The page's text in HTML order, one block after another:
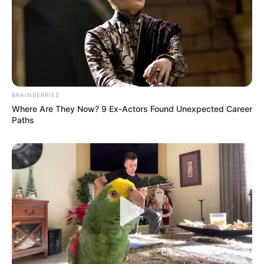
♊ IKREK (május 21. – június 20.)Az Ikrek számára
október 28. a pénzügyi áttörés kapuját jelenti —
mintha az univerzum végre meghallaná minden
kimondott és kimondatlan vágyadat. 🌠 Tamara
Globa szerint ez a nap különösen alkalmas arra,
hogy lezárd a múlt pénzügyi nehézségeit, és új
irányba indulj el. Egy beszélgetés vagy találkozás
váratlan anyagi lehetőséget hozhat, amit érdemes
BRAINBERRIES
Where Are They Now? 9 Ex-Actors Found Unexpected Career
Paths